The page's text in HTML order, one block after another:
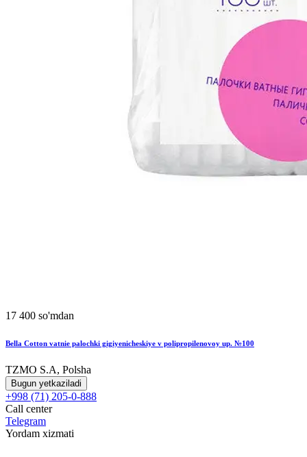
17 400 so'mdan
Bella Cotton vatnie palochki gigiyenicheskiye v polipropilenovoy up. №100
TZMO S.A, Polsha
Bugun yetkaziladi
+998 (71) 205-0-888
Call center
Telegram
Yordam xizmati